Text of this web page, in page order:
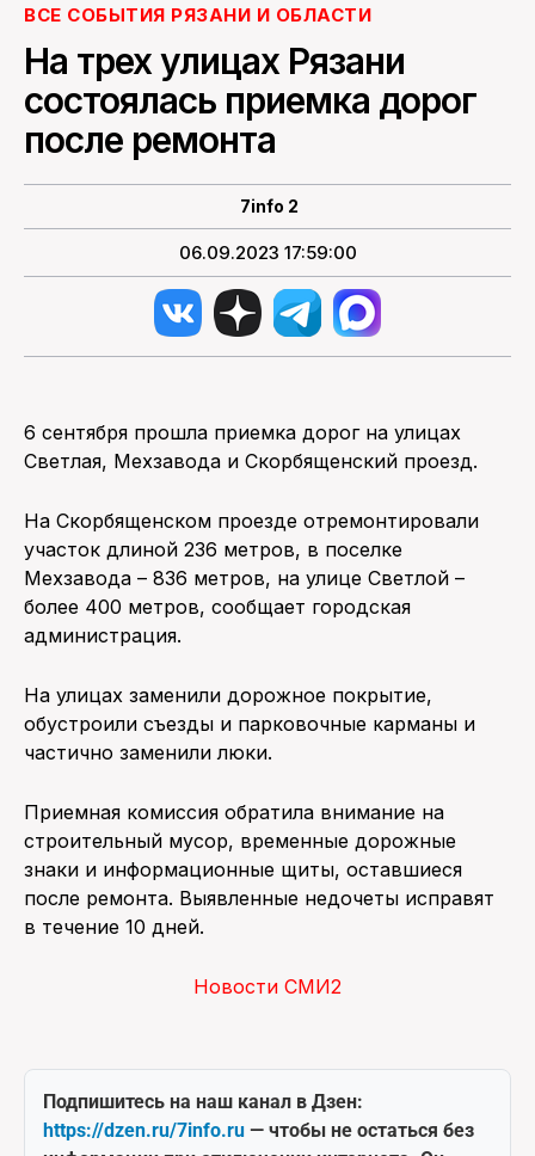
ВСЕ СОБЫТИЯ РЯЗАНИ И ОБЛАСТИ
На трех улицах Рязани
состоялась приемка дорог
после ремонта
7info 2
06.09.2023 17:59:00
6 сентября прошла приемка дорог на улицах
Светлая, Мехзавода и Скорбященский проезд.
На Скорбященском проезде отремонтировали
участок длиной 236 метров, в поселке
Мехзавода – 836 метров, на улице Светлой –
более 400 метров, сообщает городская
администрация.
На улицах заменили дорожное покрытие,
обустроили съезды и парковочные карманы и
частично заменили люки.
Приемная комиссия обратила внимание на
строительный мусор, временные дорожные
знаки и информационные щиты, оставшиеся
после ремонта. Выявленные недочеты исправят
в течение 10 дней.
Новости СМИ2
Подпишитесь на наш канал в Дзен:
https://dzen.ru/7info.ru — чтобы не остаться без